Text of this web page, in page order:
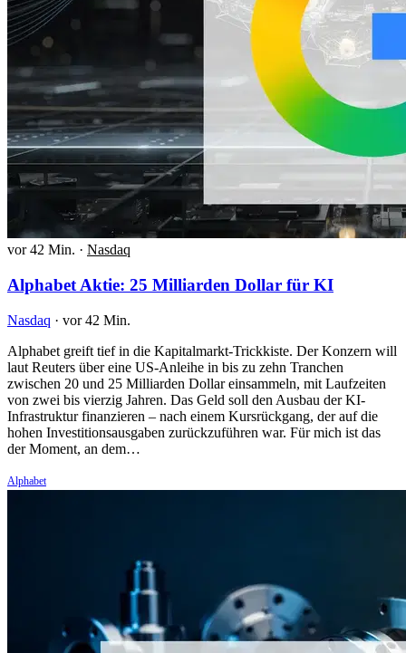
vor 42 Min. · Nasdaq
Alphabet Aktie: 25 Milliarden Dollar für KI
Nasdaq · vor 42 Min.
Alphabet greift tief in die Kapitalmarkt-Trickkiste. Der Konzern will
laut Reuters über eine US-Anleihe in bis zu zehn Tranchen
zwischen 20 und 25 Milliarden Dollar einsammeln, mit Laufzeiten
von zwei bis vierzig Jahren. Das Geld soll den Ausbau der KI-
Infrastruktur finanzieren – nach einem Kursrückgang, der auf die
hohen Investitionsausgaben zurückzuführen war. Für mich ist das
der Moment, an dem…
Alphabet